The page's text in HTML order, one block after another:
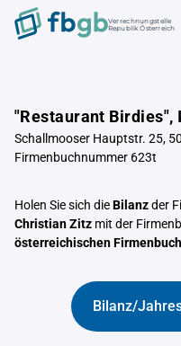
Verrechnungstelle
Republik Österreich
"Restaurant Birdies",
Schallmooser Hauptstr. 25,
Firmenbuchnummer 623t
Holen Sie sich dieBilanzder
Christian Zitz mit der
österreichischen Firmenbuch
Bilanz/